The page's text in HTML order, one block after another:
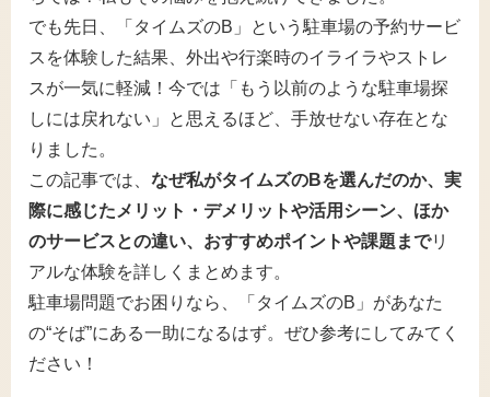
でも先日、「タイムズのB」という駐車場の予約サービ
スを体験した結果、外出や行楽時のイライラやストレ
スが一気に軽減！今では「もう以前のような駐車場探
しには戻れない」と思えるほど、手放せない存在とな
りました。
この記事では、 なぜ私がタイムズのBを選んだのか、実
際に感じたメリット・デメリットや活用シーン、ほか
のサービスとの違い、おすすめポイントや課題までリ
アルな体験を詳しくまとめます。
駐車場問題でお困りなら、「タイムズのB」があなた
の“そば”にある一助になるはず。ぜひ参考にしてみてく
ださい！